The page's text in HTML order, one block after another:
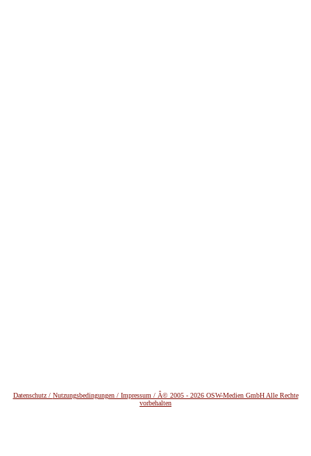
Datenschutz / Nutzungsbedingungen / Impressum / Â© 2005 - 2026 OSW-Medien GmbH Alle Rechte
vorbehalten